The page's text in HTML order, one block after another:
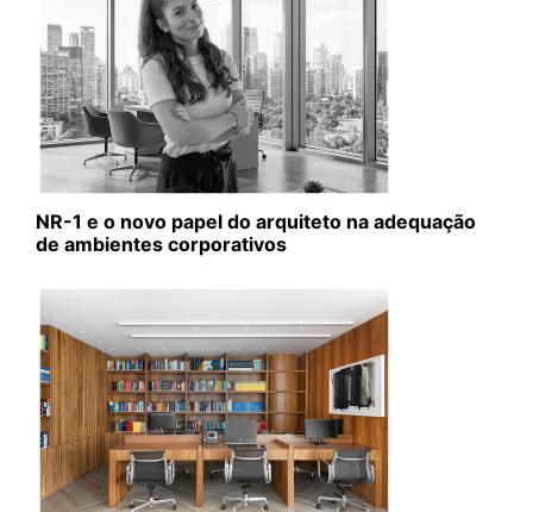
NR-1 e o novo papel do arquiteto na adequação
de ambientes corporativos